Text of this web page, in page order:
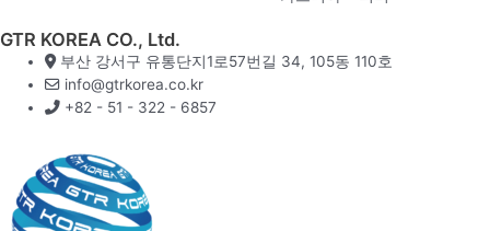
GTR KOREA CO., Ltd.
부산 강서구 유통단지1로57번길 34, 105동 110호
info@gtrkorea.co.kr
+82 - 51 - 322 - 6857